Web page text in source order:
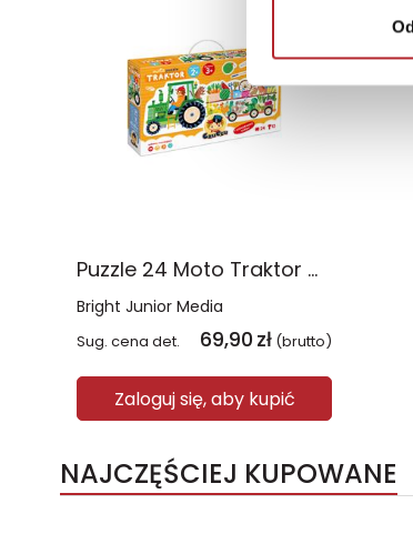
Puzzle 24 Moto Traktor CzuCzu
Bright Junior Media
Sug. cena det. 69,90 zł (brutto)
Zaloguj się, aby kupić
NAJCZĘŚCIEJ KUPOWANE